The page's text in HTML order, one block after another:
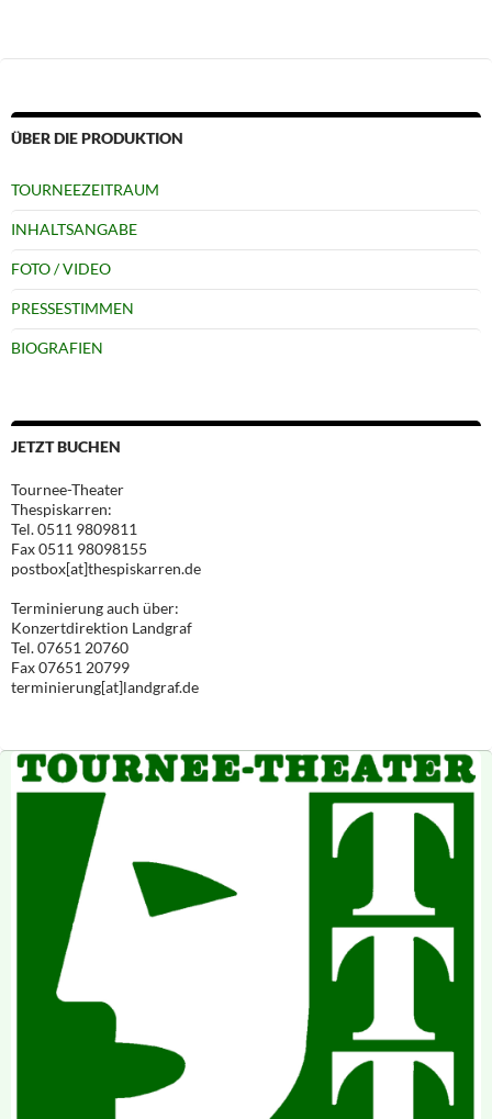
ÜBER DIE PRODUKTION
TOURNEEZEITRAUM
INHALTSANGABE
FOTO / VIDEO
PRESSESTIMMEN
BIOGRAFIEN
JETZT BUCHEN
Tournee-Theater
Thespiskarren:
Tel. 0511 9809811
Fax 0511 98098155
postbox[at]thespiskarren.de
Terminierung auch über:
Konzertdirektion Landgraf
Tel. 07651 20760
Fax 07651 20799
terminierung[at]landgraf.de